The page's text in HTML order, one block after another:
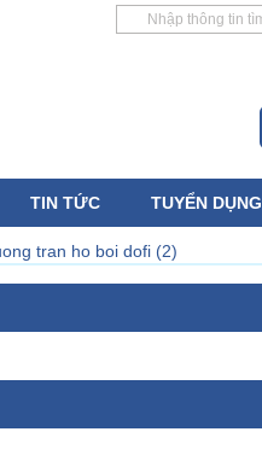
TIN TỨC TUYỂN DỤNG
tran ho boi dofi (2)